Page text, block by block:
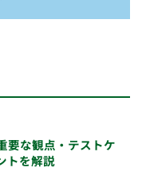
要な観点・テストケ
トを解説